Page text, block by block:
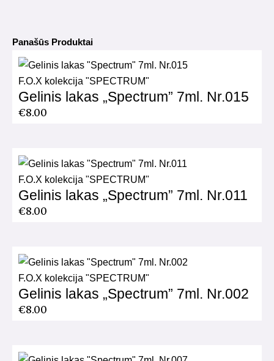
Panašūs Produktai
F.O.X kolekcija "SPECTRUM"
Gelinis lakas „Spectrum” 7ml. Nr.015
€8.00
F.O.X kolekcija "SPECTRUM"
Gelinis lakas „Spectrum” 7ml. Nr.011
€8.00
F.O.X kolekcija "SPECTRUM"
Gelinis lakas „Spectrum” 7ml. Nr.002
€8.00